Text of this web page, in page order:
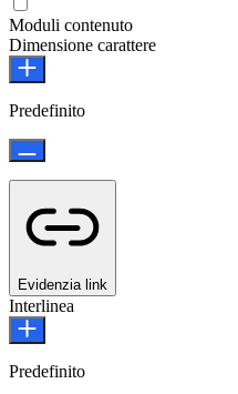
Moduli contenuto
Dimensione carattere
Predefinito
Evidenzia link
Interlinea
Predefinito